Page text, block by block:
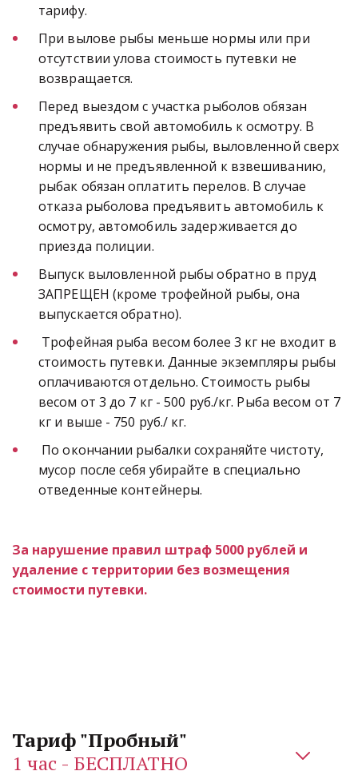
тарифу.
При вылове рыбы меньше нормы или при
отсутствии улова стоимость путевки не
возвращается.
Перед выездом с участка рыболов обязан
предъявить свой автомобиль к осмотру. В
случае обнаружения рыбы, выловленной сверх
нормы и не предъявленной к взвешиванию,
рыбак обязан оплатить перелов. В случае
отказа рыболова предъявить автомобиль к
осмотру, автомобиль задерживается до
приезда полиции.
Выпуск выловленной рыбы обратно в пруд
ЗАПРЕЩЕН (кроме трофейной рыбы, она
выпускается обратно).
Трофейная рыба весом более 3 кг не входит в
стоимость путевки. Данные экземпляры рыбы
оплачиваются отдельно. Стоимость рыбы
весом от 3 до 7 кг - 500 руб./кг. Рыба весом от 7
кг и выше - 750 руб./ кг.
По окончании рыбалки сохраняйте чистоту,
мусор после себя убирайте в специально
отведенные контейнеры.
За нарушение правил штраф 5000 рублей и
удаление с территории без возмещения
стоимости путевки.
1 час - БЕСПЛАТНО